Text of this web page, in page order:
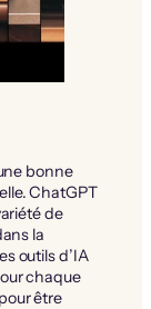
bonne
ChatGPT
de
la
outils d’IA
chaque
être